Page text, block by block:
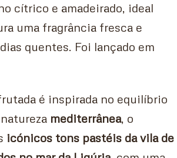
cítrico e amadeirado, ideal
uma fragrância fresca e
quentes. Foi lançado em
é inspirada no equilíbrio
mediterrânea , o
icónicos tons pastéis da vila de